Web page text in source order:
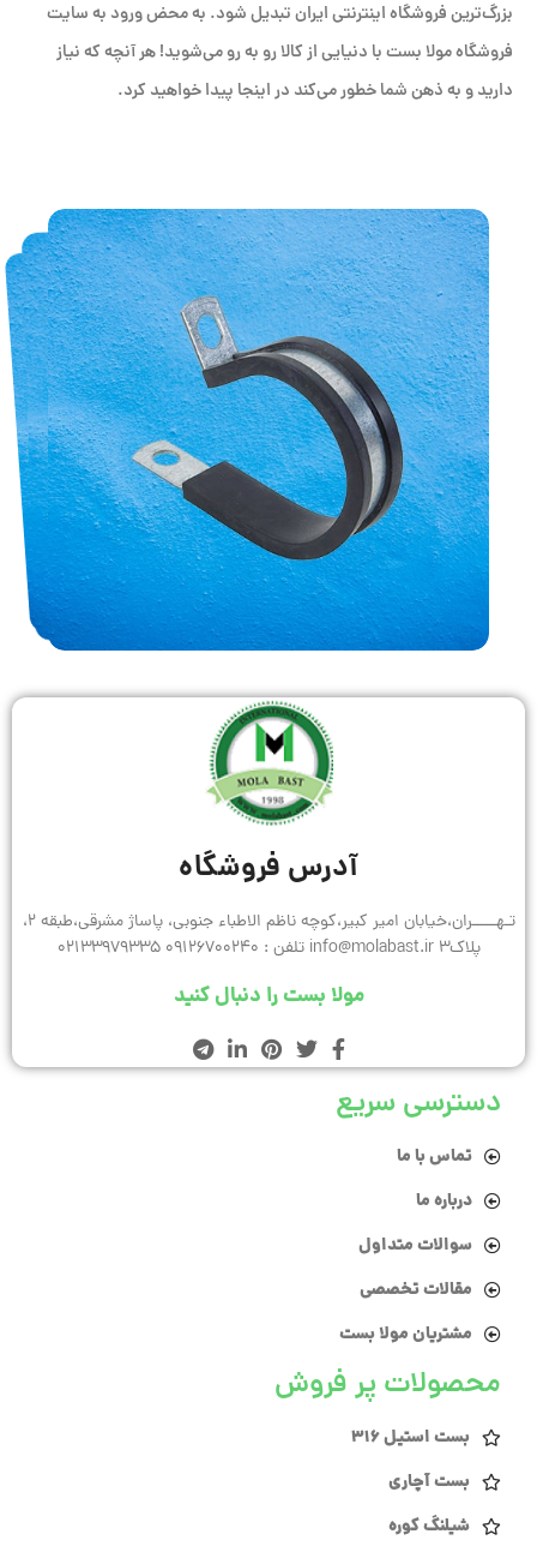
بزرگ‌ترین فروشگاه اینترنتی ایران تبدیل شود. به محض ورود به سایت
فروشگاه مولا بست با دنیایی از کالا رو به رو می‌شوید! هر آنچه که نیاز
دارید و به ذهن شما خطور می‌کند در اینجا پیدا خواهید کرد.
آدرس فروشگاه
تـهـــــران،خیابان امیر کبیر،کوچه ناظم الاطباء جنوبی، پاساژ مشرقی،طبقه 2،
پلاک3 info@molabast.ir تلفن : 09126700240 02133979335
مولا بست را دنبال کنید
دسترسی سریع
تماس با ما
درباره ما
سوالات متداول
مقالات تخصصی
مشتریان مولا بست
محصولات پر فروش
بست استیل 316
بست آچاری
شیلنگ کوره